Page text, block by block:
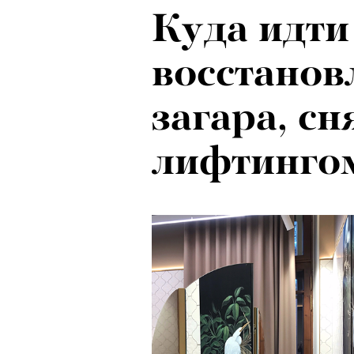
Куда идти
загара,
почему
в горы